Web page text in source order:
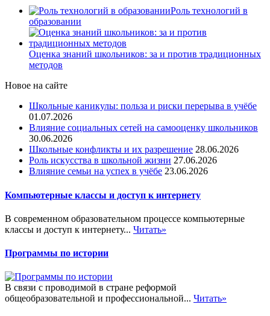
Роль технологий в
образовании
Оценка знаний школьников: за и против традиционных
методов
Новое на сайте
Школьные каникулы: польза и риски перерыва в учёбе
01.07.2026
Влияние социальных сетей на самооценку школьников
30.06.2026
Школьные конфликты и их разрешение 28.06.2026
Роль искусства в школьной жизни 27.06.2026
Влияние семьи на успех в учёбе 23.06.2026
Компьютерные классы и доступ к интернету
В современном образовательном процессе компьютерные
классы и доступ к интернету... Читать»
Программы по истории
В связи с проводимой в стране реформой
общеобразовательной и профессиональной... Читать»